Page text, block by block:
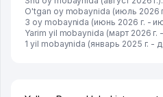
O'tgan oy mobaynida (июль 2026
3 oy mobaynida (июнь 2026 г. -
Yarim yil mobaynida (март 2026 г.
1 yil mobaynida (январь 2025 г. -